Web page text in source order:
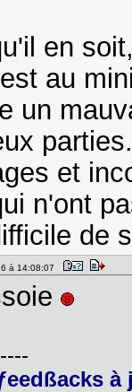
en
au
un
et
n'ont
de
à 14:08:07
à